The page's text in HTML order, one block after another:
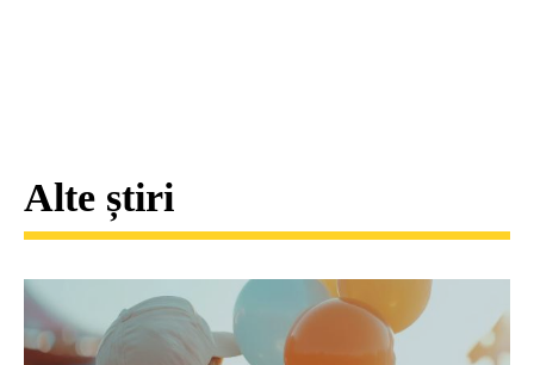
Alte știri